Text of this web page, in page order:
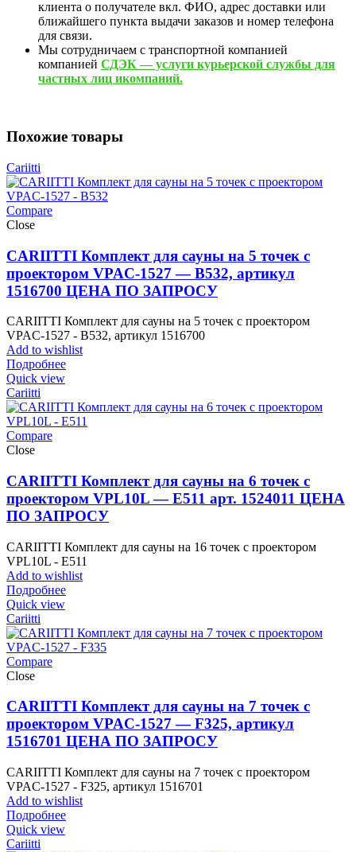
клиента о получателе вкл. ФИО, адрес доставки или
ближайшего пункта выдачи заказов и номер телефона
для связи.
Мы сотрудничаем с транспортной компанией
компанией СДЭК — услуги курьерской службы для
частных лиц икомпаний.
Похожие товары
Cariitti
Compare
Close
CARIITTI Комплект для сауны на 5 точек с
проектором VPAC-1527 — B532, артикул
1516700 ЦЕНА ПО ЗАПРОСУ
CARIITTI Комплект для сауны на 5 точек с проектором
VPAC-1527 - B532, артикул 1516700
Add to wishlist
Подробнее
Quick view
Cariitti
Compare
Close
CARIITTI Комплект для сауны на 6 точек с
проектором VPL10L — E511 арт. 1524011 ЦЕНА
ПО ЗАПРОСУ
CARIITTI Комплект для сауны на 16 точек с проектором
VPL10L - E511
Add to wishlist
Подробнее
Quick view
Cariitti
Compare
Close
CARIITTI Комплект для сауны на 7 точек с
проектором VPAC-1527 — F325, артикул
1516701 ЦЕНА ПО ЗАПРОСУ
CARIITTI Комплект для сауны на 7 точек с проектором
VPAC-1527 - F325, артикул 1516701
Add to wishlist
Подробнее
Quick view
Cariitti